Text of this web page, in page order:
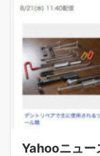
Yahooニュー